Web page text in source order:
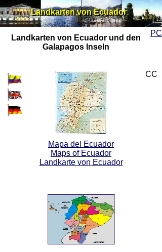
Landkarten von Ecuador und den
Galapagos Inseln
Landkarten von Ecuador
Landkarten von Ecuador
PC
Mapa del Ecuador
Maps of Ecuador
Landkarte von Ecuador
CC